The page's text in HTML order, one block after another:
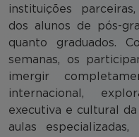
instituições
dos alunos de pós-
quanto graduados.
semanas, os
imergir
internacional,
executiva e cultural
aulas